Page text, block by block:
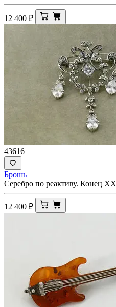
12 400 ₽
43616
Брошь
Серебро по реактиву. Конец
12 400 ₽